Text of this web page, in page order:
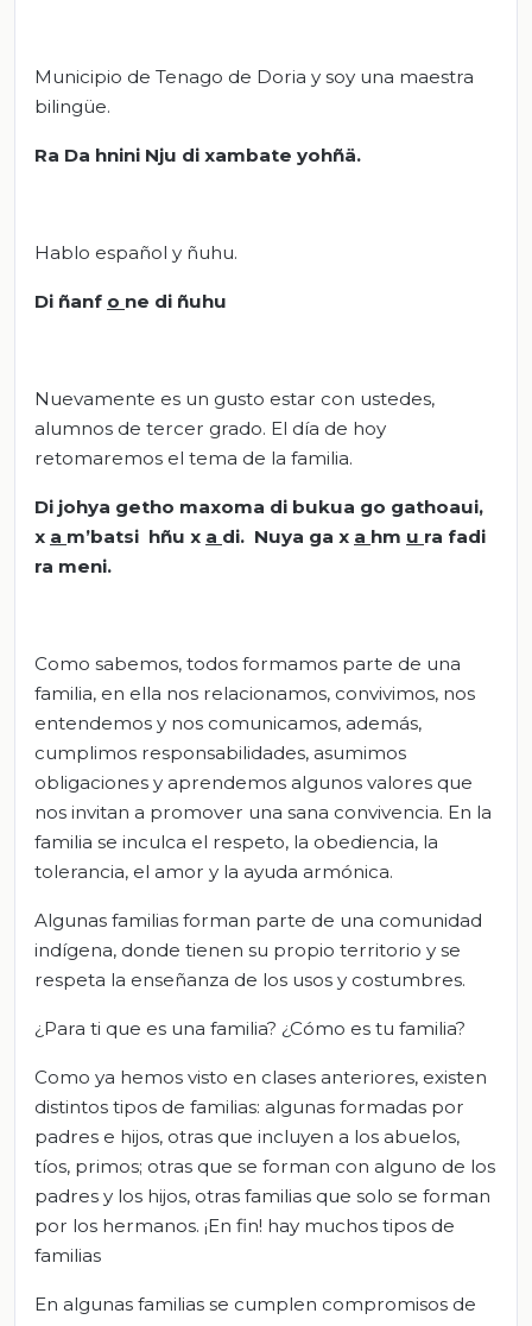
Municipio de Tenago de Doria y soy una maestra
bilingüe.
Ra Da hnini Nju di xambate yohñä.
Hablo español y ñuhu.
Di ñanf o ne di ñuhu
Nuevamente es un gusto estar con ustedes,
alumnos de tercer grado. El día de hoy
retomaremos el tema de la familia.
Di johya getho maxoma di bukua go gathoaui,
x a m’batsi hñu x a di. Nuya ga x a hm u ra fadi
ra meni.
Como sabemos, todos formamos parte de una
familia, en ella nos relacionamos, convivimos, nos
entendemos y nos comunicamos, además,
cumplimos responsabilidades, asumimos
obligaciones y aprendemos algunos valores que
nos invitan a promover una sana convivencia. En la
familia se inculca el respeto, la obediencia, la
tolerancia, el amor y la ayuda armónica.
Algunas familias forman parte de una comunidad
indígena, donde tienen su propio territorio y se
respeta la enseñanza de los usos y costumbres.
¿Para ti que es una familia? ¿Cómo es tu familia?
Como ya hemos visto en clases anteriores, existen
distintos tipos de familias: algunas formadas por
padres e hijos, otras que incluyen a los abuelos,
tíos, primos; otras que se forman con alguno de los
padres y los hijos, otras familias que solo se forman
por los hermanos. ¡En fin! hay muchos tipos de
familias
En algunas familias se cumplen compromisos de